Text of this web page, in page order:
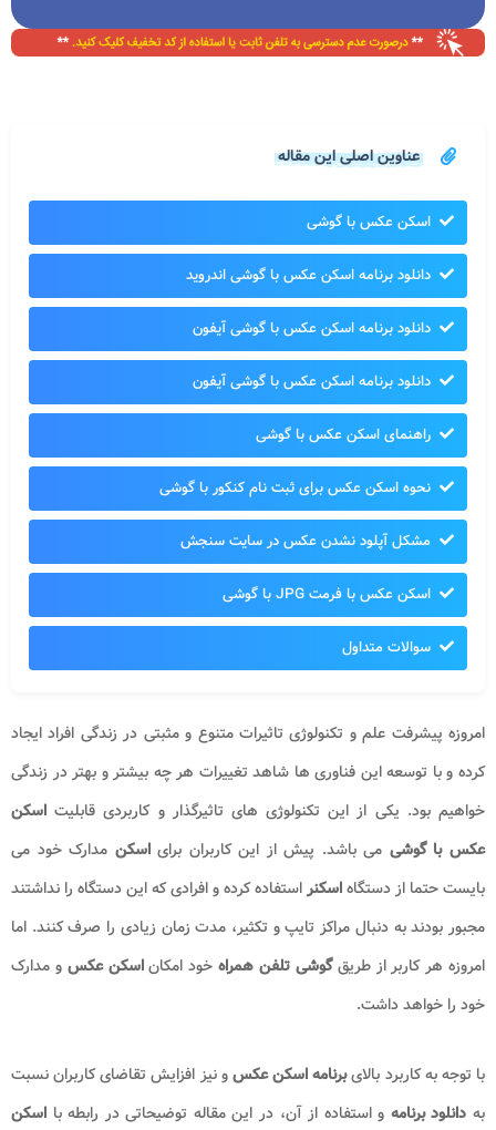
عناوین اصلی این مقاله
اسکن عکس با گوشی
دانلود برنامه اسکن عکس با گوشی اندروید
دانلود برنامه اسکن عکس با گوشی آیفون
دانلود برنامه اسکن عکس با گوشی آیفون
راهنمای اسکن عکس با گوشی
نحوه اسکن عکس برای ثبت نام کنکور با گوشی
مشکل آپلود نشدن عکس در سایت سنجش
اسکن عکس با فرمت JPG با گوشی
سوالات متداول
امروزه پیشرفت علم و تکنولوژی تاثیرات متنوع و مثبتی در زندگی افراد ایجاد
کرده و با توسعه این فناوری ها شاهد تغییرات هر چه بیشتر و بهتر در زندگی
خواهیم بود. یکی از این تکنولوژی های تاثیرگذار و کاربردی قابلیت اسکن
عکس با گوشی می باشد. پیش از این کاربران برایاسکن مدارک خود می
بایست حتما از دستگاهاسکنراستفاده کرده و افرادی که این دستگاه را نداشتند
مجبور بودند به دنبال مراکز تایپ و تکثیر، مدت زمان زیادی را صرف کنند. اما
امروزه هر کاربر از طریقگوشی تلفن همراهخود امکاناسکن عکس و مدارک
خود را خواهد داشت.
با توجه به کاربرد بالایبرنامه اسکن عکسو نیز افزایش تقاضای کاربران نسبت
به دانلود برنامه و استفاده از آن، در این مقاله توضیحاتی در رابطه با اسکن